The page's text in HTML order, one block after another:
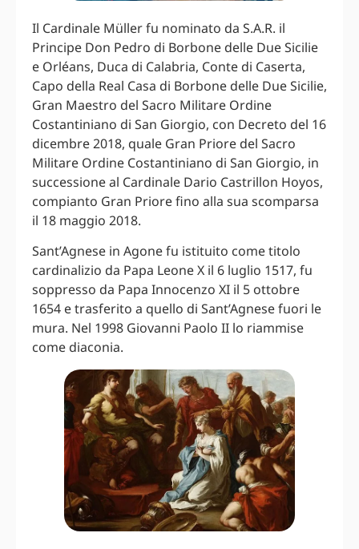
Il Cardinale Müller fu nominato da S.A.R. il
Principe Don Pedro di Borbone delle Due Sicilie
e Orléans, Duca di Calabria, Conte di Caserta,
Capo della Real Casa di Borbone delle Due Sicilie,
Gran Maestro del Sacro Militare Ordine
Costantiniano di San Giorgio, con Decreto del 16
dicembre 2018, quale Gran Priore del Sacro
Militare Ordine Costantiniano di San Giorgio, in
successione al Cardinale Dario Castrillon Hoyos,
compianto Gran Priore fino alla sua scomparsa
il 18 maggio 2018.
Sant’Agnese in Agone fu istituito come titolo
cardinalizio da Papa Leone X il 6 luglio 1517, fu
soppresso da Papa Innocenzo XI il 5 ottobre
1654 e trasferito a quello di Sant’Agnese fuori le
mura. Nel 1998 Giovanni Paolo II lo riammise
come diaconia.